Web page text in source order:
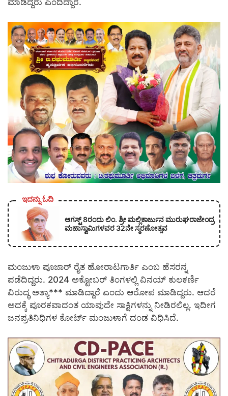
ಮಾಡಿದ್ದರು ಎಂದಿದ್ದಾರೆ.
ಇದನ್ನು ಓದಿ
ಆಗಸ್ಟ್ 8ರಂದು ಲಿಂ. ಶ್ರೀ ಮಲ್ಲಿಕಾರ್ಜುನ ಮುರುಘರಾಜೇಂದ್ರ
ಮಹಾಸ್ವಾಮಿಗಳವರ 32ನೇ ಸ್ಮರಣೋತ್ಸವ
ಮಂಜುಳಾ ಪೂಜಾರ್ ರೈತ ಹೋರಾಟಗಾರ್ತಿ ಎಂಬ ಹೆಸರನ್ನ
ಪಡೆದಿದ್ದರು. 2024 ಅಕ್ಟೋಬರ್ ತಿಂಗಳಲ್ಲಿ ವಿನಯ್ ಕುಲಕರ್ಣಿ
ವಿರುದ್ಧ ಅತ್ಯಾ*** ಮಾಡಿದ್ದಾರೆ ಎಂದು ಆರೋಪ ಮಾಡಿದ್ದರು. ಆದರೆ
ಅದಕ್ಕೆ ಪೂರಕವಾದಂತ ಯಾವುದೇ ಸಾಕ್ಷಿಗಳನ್ನು ನೀಡಿರಲಿಲ್ಲ. ಇದೀಗ
ಜನಪ್ರತಿನಿಧಿಗಳ ಕೋರ್ಟ್ ಮಂಜುಳಾಗೆ ದಂಡ ವಿಧಿಸಿದೆ.